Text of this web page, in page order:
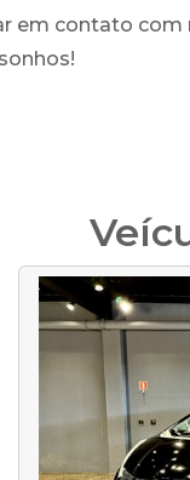
em contato com